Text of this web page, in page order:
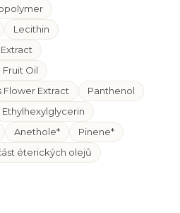
Lecithin
Oil
Flower Extract
Panthenol
Ethylhexylglycerin
Anethole*
Pinene*
éterických olejů